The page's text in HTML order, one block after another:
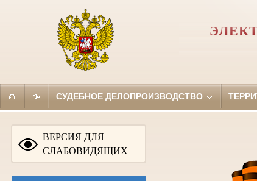
СУДЕБНОЕ ДЕЛОПРОИЗВОДСТВО
ВЕРСИЯ ДЛЯ
СЛАБОВИДЯЩИХ